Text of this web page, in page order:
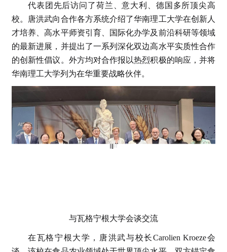
代表团先后访问了荷兰、意大利、德国多所顶尖高
校。唐洪武向合作各方系统介绍了华南理工大学在创新人
才培养、高水平师资引育、国际化办学及前沿科研等领域
的最新进展，并提出了一系列深化双边高水平实质性合作
的创新性倡议。外方均对合作报以热烈积极的响应，并将
华南理工大学列为在华重要战略伙伴。
与瓦格宁根大学会谈交流
在瓦格宁根大学，唐洪武与校长Carolien Kroeze会